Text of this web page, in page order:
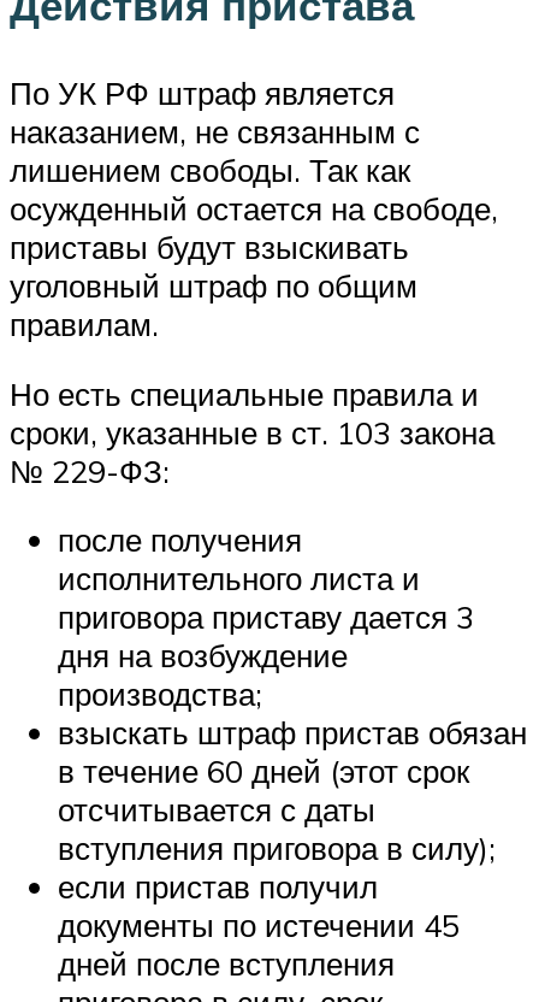
По УК РФ штраф является
наказанием, не связанным с
лишением свободы. Так как
осужденный остается на свободе,
приставы будут взыскивать
уголовный штраф по общим
правилам.
Но есть специальные правила и
сроки, указанные в ст. 103 закона
№ 229-ФЗ:
после получения
исполнительного листа и
приговора приставу дается 3
дня на возбуждение
производства;
взыскать штраф пристав обязан
в течение 60 дней (этот срок
отсчитывается с даты
вступления приговора в силу);
если пристав получил
документы по истечении 45
дней после вступления